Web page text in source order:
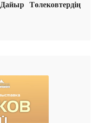
Төлековтердің